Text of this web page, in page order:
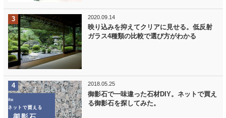
2020.09.14
映り込みを抑えてクリアに見せる。低反射
ガラス4種類の比較で選び方がわかる
2018.05.25
御影石で一味違った石材DIY。ネットで買え
る御影石を探してみた。